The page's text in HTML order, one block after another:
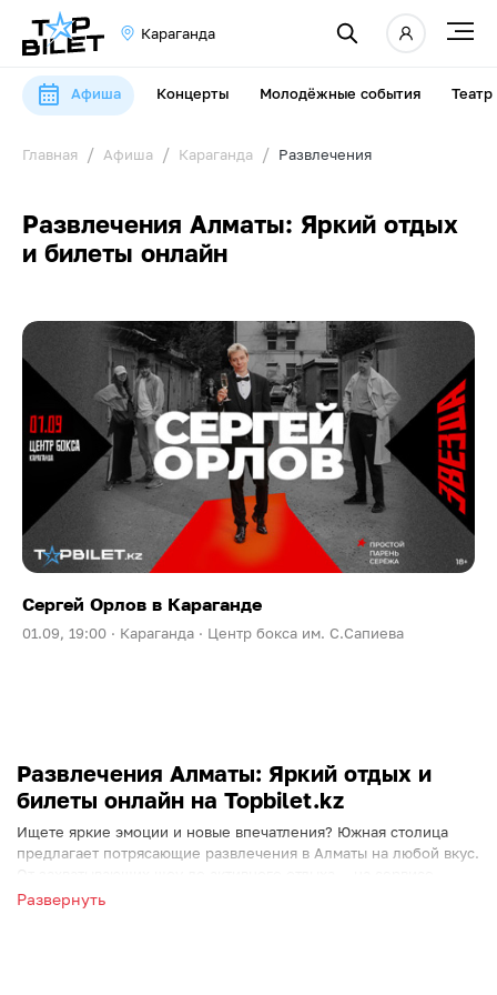
Караганда
Афиша Концерты Молодёжные события Театр
Главная Афиша Караганда Развлечения
Развлечения Алматы: Яркий отдых
и билеты онлайн
Сергей Орлов в Караганде
01.09, 19:00 · Караганда · Центр бокса им. С.Сапиева
Развлечения Алматы: Яркий отдых и
билеты онлайн на Topbilet.kz
Ищете яркие эмоции и новые впечатления? Южная столица
предлагает потрясающие развлечения в Алматы на любой вкус.
Topbilet.kz собраны лучшие события города для вашего
Развернуть